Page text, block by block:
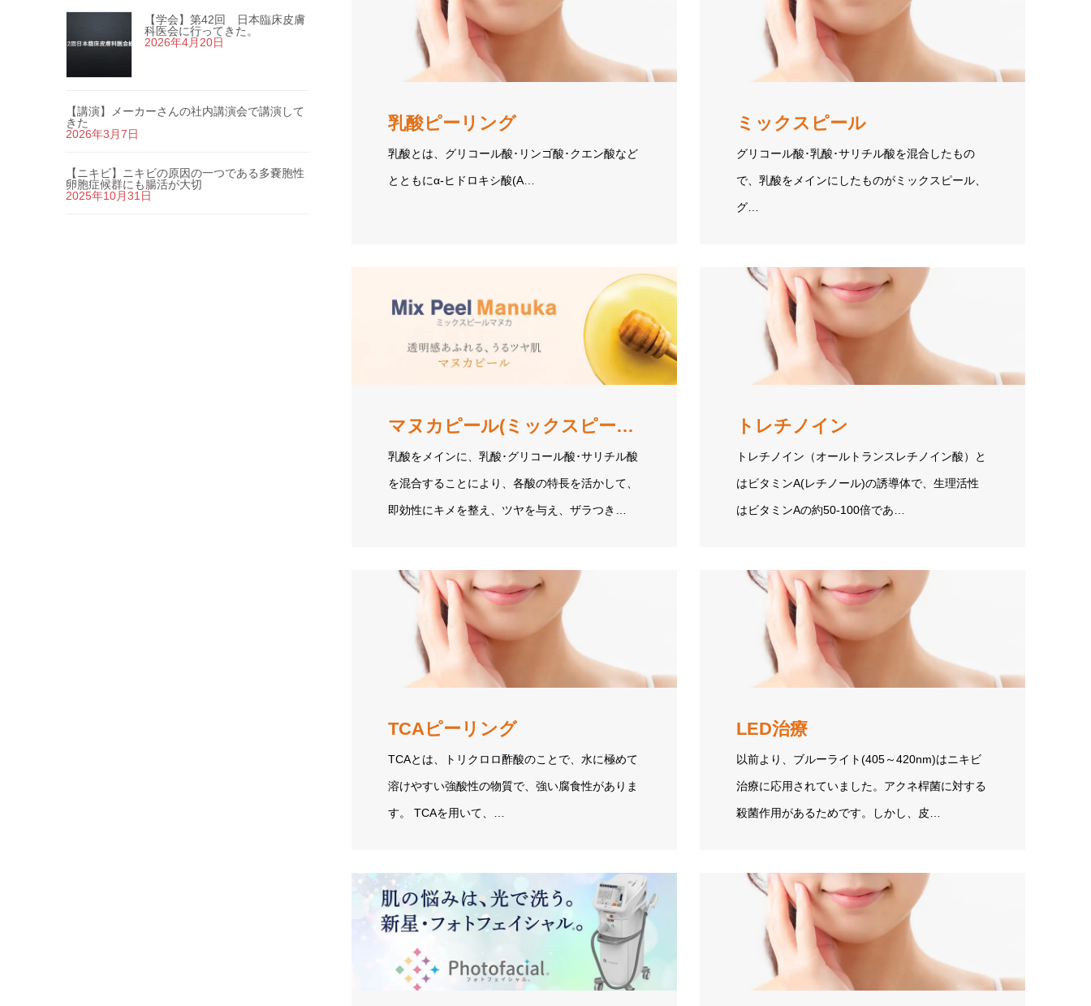
乳酸ピーリング
乳酸とは、グリコール酸･リンゴ酸･クエン酸など
とともにα-ヒドロキシ酸(A…
ミックスピール
グリコール酸･乳酸･サリチル酸を混合したもの
で、乳酸をメインにしたものがミックスピール、
グ…
マヌカピール(ミックスピールマヌカ)
乳酸をメインに、乳酸･グリコール酸･サリチル酸
を混合することにより、各酸の特長を活かして、
即効性にキメを整え、ツヤを与え、ザラつき…
トレチノイン
トレチノイン（オールトランスレチノイン酸）と
はビタミンA(レチノール)の誘導体で、生理活性
はビタミンAの約50-100倍であ…
TCAピーリング
TCAとは、トリクロロ酢酸のことで、水に極めて
溶けやすい強酸性の物質で、強い腐食性がありま
す。 TCAを用いて、…
LED治療
以前より、ブルーライト(405～420nm)はニキビ
治療に応用されていました。アクネ桿菌に対する
殺菌作用があるためです。しかし、皮…
【学会】第42回 日本臨床皮膚
科医会に行ってきた。
2026年4月20日
【講演】メーカーさんの社内講演会で講演して
きた
2026年3月7日
【ニキビ】ニキビの原因の一つである多嚢胞性
卵胞症候群にも腸活が大切
2025年10月31日